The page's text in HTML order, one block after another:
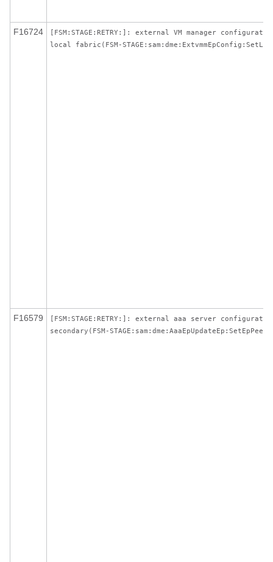
F16724
[FSM:STAGE:RETRY:]: external VM manager
local fabric(FSM-
F16579
[FSM:STAGE:RETRY:]: external aaa server
secondary(FSM-STAGE:sam:dme:AaaEpUpdateEp:SetEpPeer)